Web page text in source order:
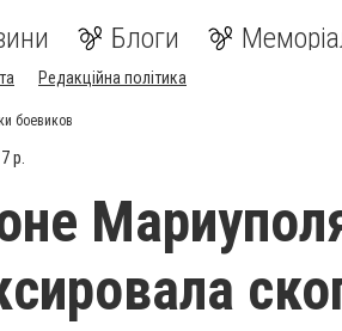
Блоги
Редакційна політика
боевиков
р.